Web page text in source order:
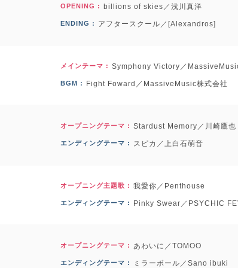
OPENING : billions of skies／浅川真洋
ENDING : アフタースクール／[Alexandros]
メインテーマ : Symphony Victory／
BGM : Fight Foward／MassiveMusic株式会社
オープニングテーマ : Stardust Memory／川崎鷹也
エンディングテーマ : スピカ／上白石萌音
オープニング主題歌 : 我愛你／Penthouse
エンディングテーマ : Pinky Swear／PSYCHIC
オープニングテーマ : あわいに／TOMOO
エンディングテーマ : ミラーボール／Sano ibuki